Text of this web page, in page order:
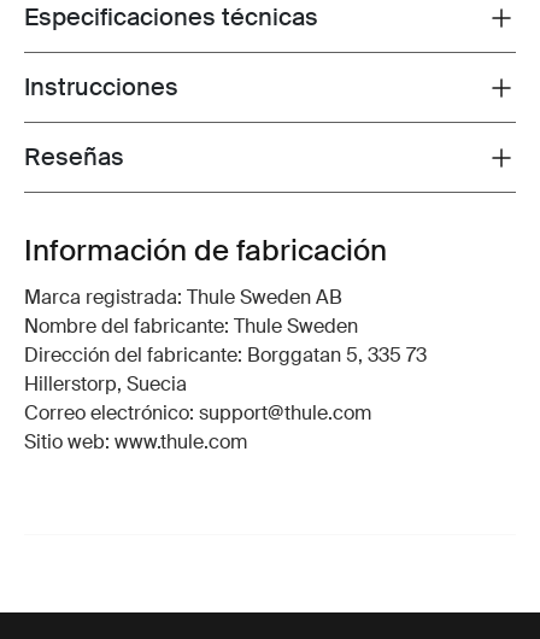
Toggle techspec
Especificaciones técnicas
Toggle guides and instructions
Instrucciones
Toggle overview
Reseñas
Información de fabricación
Marca registrada: Thule Sweden AB
Nombre del fabricante: Thule Sweden
Dirección del fabricante: Borggatan 5, 335 73
Hillerstorp, Suecia
Correo electrónico: support@thule.com
Sitio web: www.thule.com